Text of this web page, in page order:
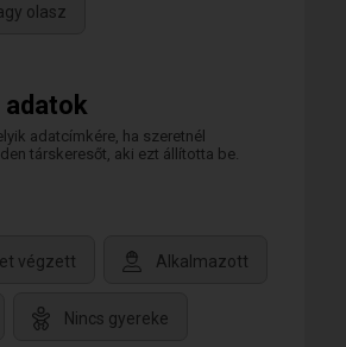
olasz
adatok
adatcímkére, ha szeretnél
társkeresőt, aki ezt állította be.
végzett Alkalmazott
Nincs gyereke